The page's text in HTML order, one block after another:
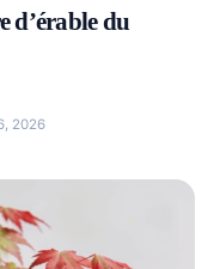
d’érable du
2026